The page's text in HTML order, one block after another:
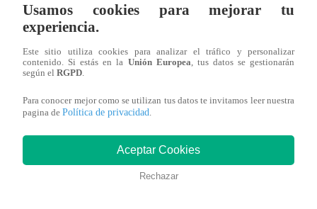
Milene Vásquez, Santi Lesmes, Sirena Ortiz, Leslie
primer plato de la noche es Papa rellena, al igual que en
Durante el inicio de la preparación, Milene se acercó al
cortar la cebolla. Mientras el famoso la ayudaba, Leslie
pare’. “¿No era que la íbamos a botar?”, le gritó. “Yo
haces todo lo contrario”, señaló exasperada.
Usamos cookies para mejorar tu
experiencia.
Este sitio utiliza cookies para analizar el tráfico y personalizar
contenido. Si estás en la Unión Europea , tus datos se gestionarán
según el RGPD
Para conocer mejor como se utilizan tus datos te invitamos leer nuestra
pagina de Política de privacidad
Aceptar Cookies
Rechazar